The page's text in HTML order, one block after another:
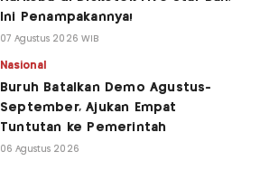
Ini Penampakannya!
07 Agustus 2026 WIB
Nasional
Buruh Batalkan Demo Agustus-
September, Ajukan Empat
Tuntutan ke Pemerintah
06 Agustus 2026